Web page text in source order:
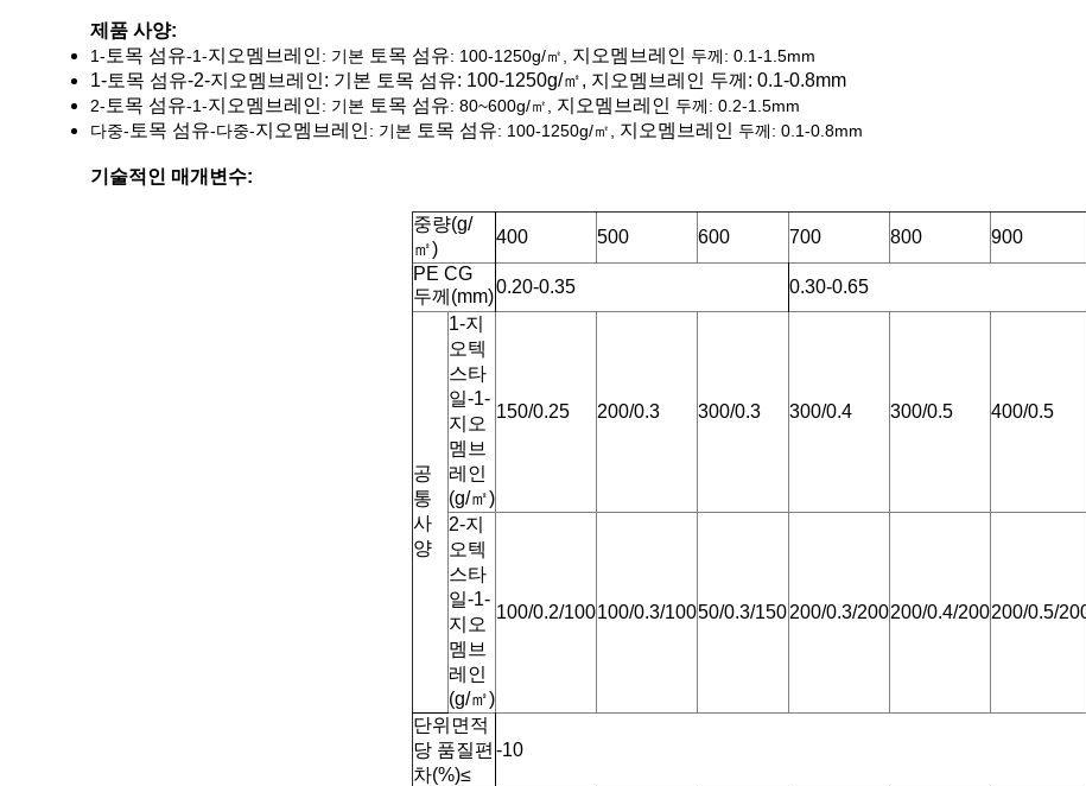
제품 사양:
1- 토목 섬유-1-지오멤브레인: 기본 토목 섬유: 100-1250g/㎡, 지오멤브레인 두께: 0.1-1.5mm
1-토목 섬유-2-지오멤브레인: 기본 토목 섬유: 100-1250g/㎡, 지오멤브레인 두께: 0.1-0.8mm
2- 토목 섬유-1-지오멤브레인: 기본 토목 섬유: 80~600g/㎡, 지오멤브레인 두께: 0.2-1.5mm
다중- 토목 섬유-다중-지오멤브레인: 기본 토목 섬유: 100-1250g/㎡, 지오멤브레인 두께: 0.1-0.8mm
기술적인 매개변수:
중량(g/
㎡)
400 500 600 700 800 900
PE CG
두께(mm)0.20-0.35 0.30-0.65
공
통
사
양
1-지
오텍
스타
일-1-
지오
멤브
레인
(g/㎡)
150/0.25 200/0.3 300/0.3 300/0.4 300/0.5 400/0.5
2-지
오텍
스타
일-1-
지오
멤브
레인
(g/㎡)
100/0.2/100100/0.3/10050/0.3/150200/0.3/200200/0.4/200200/0.5/
단위면적
당 품질편
차(%)≤
-10